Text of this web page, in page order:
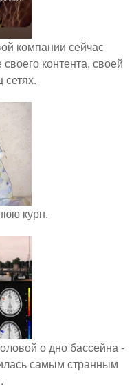
компании сейчас
контента, своей
сетях.
курн.
о дно бассейна -
самым странным